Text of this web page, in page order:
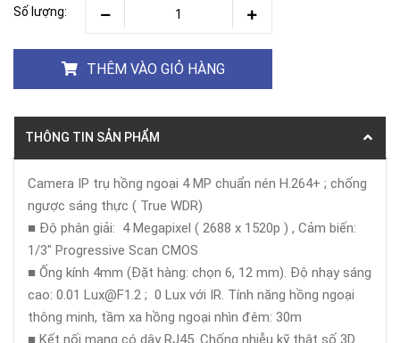
Số lượng:
THÊM VÀO GIỎ HÀNG
THÔNG TIN SẢN PHẨM
Camera IP trụ hồng ngoại 4 MP chuẩn nén H.264+ ; chống
ngược sáng thực ( True WDR)
■ Độ phân giải: 4 Megapixel ( 2688 x 1520p ) , Cảm biến:
1/3" Progressive Scan CMOS
■ Ống kính 4mm (Đặt hàng: chọn 6, 12 mm). Độ nhạy sáng
cao: 0.01 Lux@F1.2 ; 0 Lux với IR. Tính năng hồng ngoại
thông minh, tầm xa hồng ngoại nhìn đêm: 30m
■ Kết nối mạng có dây RJ45. Chống nhiễu kỹ thật số 3D